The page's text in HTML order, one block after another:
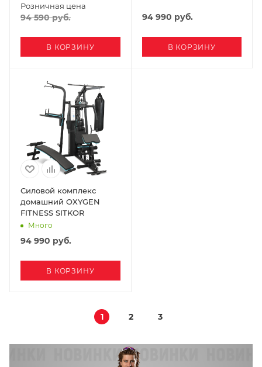
Розничная цена
94 590руб.
В КОРЗИНУ
94 990 руб.
В КОРЗИНУ
Силовой комплекс
домашний OXYGEN
FITNESS SITKOR
Много
94 990 руб.
В КОРЗИНУ
1 2 3